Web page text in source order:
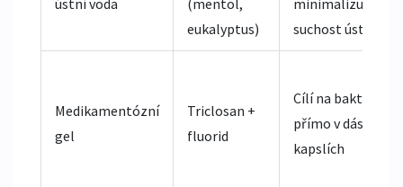
eukalyptus)
suchost úst
Medikamentózní
gel
Triclosan +
fluorid
Cílí na bakterie
přímo v dásních
kapslích